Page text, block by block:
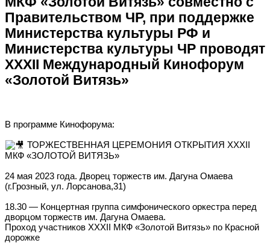
Правительством ЧР, при поддержке
Министерства культуры РФ и
Министерства культуры ЧР проводят
XXXII Международный Кинофорум
«Золотой Витязь»
В программе Кинофорума:
ТОРЖЕСТВЕННАЯ ЦЕРЕМОНИЯ ОТКРЫТИЯ XXXII
МКФ «ЗОЛОТОЙ ВИТЯЗЬ»
24 мая 2023 года. Дворец торжеств им. Дагуна Омаева
(г.Грозный, ул. Лорсанова,31)
18.30 — Концертная группа симфонического оркестра перед
дворцом торжеств им. Дагуна Омаева.
Проход участников XXXII МКФ «Золотой Витязь» по Красной
дорожке